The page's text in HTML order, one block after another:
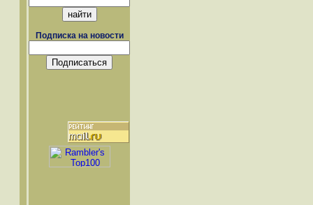
Подписка на новости